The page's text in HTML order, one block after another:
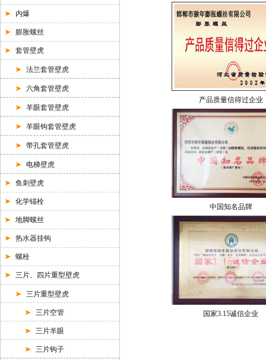
内爆
膨胀螺丝
套管壁虎
法兰套管壁虎
六角套管壁虎
羊眼套管壁虎
羊眼钩套管壁虎
带孔套管壁虎
电梯壁虎
鱼刺壁虎
化学锚栓
地脚螺丝
热水器挂钩
螺栓
三片、四片重型壁虎
三片重型壁虎
三片空管
三片羊眼
三片钩子
产品质量信得过企业
中国知名品牌
国家3.15诚信企业